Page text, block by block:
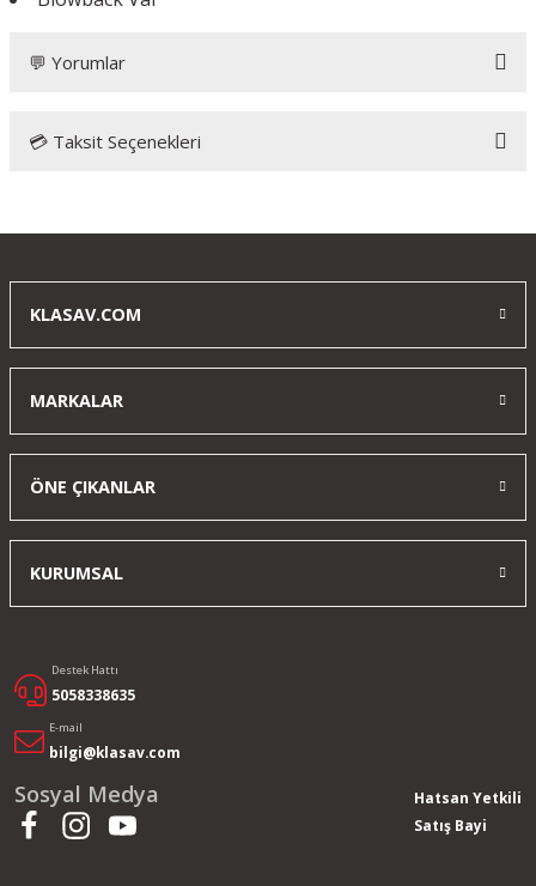
💬 Yorumlar
Kargo sorunsuz ve hızlı geldi , paketleme guzel.Teşekkürler
s... v... | 24/12/2025
💳 Taksit Seçenekleri
KLASAV.COM
MARKALAR
ÖNE ÇIKANLAR
KURUMSAL
Destek Hattı
5058338635
E-mail
bilgi@klasav.com
Sosyal Medya
Hatsan Yetkili
Satış Bayi